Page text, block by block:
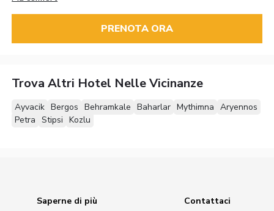
PRENOTA ORA
Trova Altri Hotel Nelle Vicinanze
Ayvacik Bergos Behramkale Baharlar Mythimna Aryennos
Petra Stipsi Kozlu
Saperne di più
Contattaci